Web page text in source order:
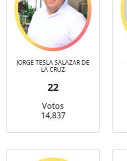
JORGE TESLA SALAZAR DE
LA CRUZ
22
Votos
14,837